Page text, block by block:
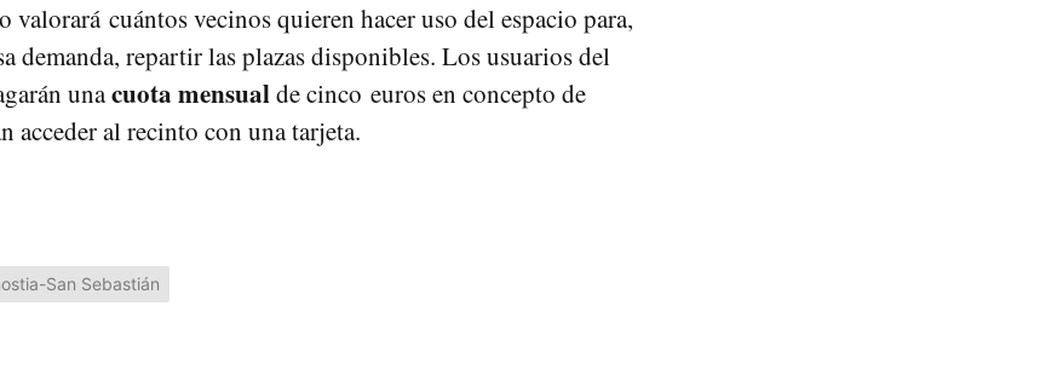
valorará cuántos vecinos quieren hacer uso del espacio para,
demanda, repartir las plazas disponibles. Los usuarios del
unacuota mensualde cinco euros en concepto de
acceder al recinto con una tarjeta.
San Sebastián